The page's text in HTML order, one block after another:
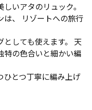
いアタのリュック。
は、 リゾートへの旅行
しても使えます。 天
特の色合いと細かい編
ひとつ丁寧に編み上げ